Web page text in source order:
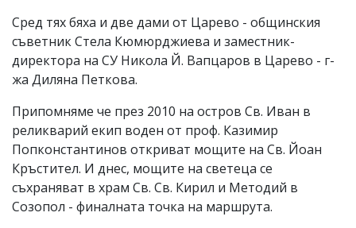
Сред тях бяха и две дами от Царево - общинския
съветник Стела Кюмюрджиева и заместник-
директора на СУ Никола Й. Вапцаров в Царево - г-
жа Диляна Петкова.
Припомняме че през 2010 на остров Св. Иван в
реликварий екип воден от проф. Казимир
Попконстантинов откриват мощите на Св. Йоан
Кръстител. И днес, мощите на светеца се
съхраняват в храм Св. Св. Кирил и Методий в
Созопол - финалната точка на маршрута.